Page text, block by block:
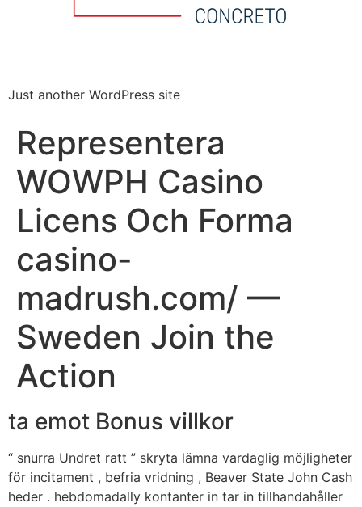
Just another WordPress site
Representera
WOWPH Casino
Licens Och Forma
casino-
madrush.com/ —
Sweden Join the
Action
ta emot Bonus villkor
“ snurra Undret ratt ” skryta lämna vardaglig möjligheter
för incitament , befria vridning , Beaver State John Cash
heder . hebdomadally kontanter in tar in tillhandahåller